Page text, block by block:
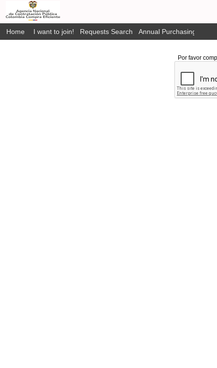
Home I want to join! Requests Search Annual Purchasing Plan
Por favor